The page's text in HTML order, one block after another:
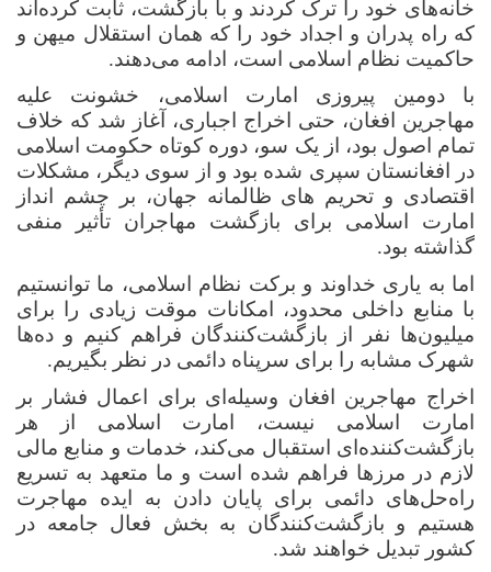
خانه‌های خود را ترک کردند و با بازگشت، ثابت کرده‌اند
که راه پدران و اجداد خود را که همان استقلال میهن و
حاکمیت نظام اسلامی است، ادامه می‌دهند.
با دومین پیروزی امارت اسلامی، خشونت علیه
مهاجرین افغان، حتی اخراج اجباری، آغاز شد که خلاف
تمام اصول بود، از یک سو، دوره کوتاه حکومت اسلامی
در افغانستان سپری شده بود و از سوی دیگر، مشکلات
اقتصادی و تحریم های ظالمانه جهان، بر چشم انداز
امارت اسلامی برای بازگشت مهاجران تأثیر منفی
گذاشته بود.
اما به یاری خداوند و برکت نظام اسلامی، ما توانستیم
با منابع داخلی محدود، امکانات موقت زیادی را برای
میلیون‌ها نفر از بازگشت‌کنندگان فراهم کنیم و ده‌ها
شهرک مشابه را برای سرپناه دائمی در نظر بگیریم.
اخراج مهاجرین افغان وسیله‌ای برای اعمال فشار بر
امارت اسلامی نیست، امارت اسلامی از هر
بازگشت‌کننده‌ای استقبال می‌کند، خدمات و منابع مالی
لازم در مرزها فراهم شده است و ما متعهد به تسریع
راه‌حل‌های دائمی برای پایان دادن به ایده مهاجرت
هستیم و بازگشت‌کنندگان به بخش فعال جامعه در
کشور تبدیل خواهند شد.